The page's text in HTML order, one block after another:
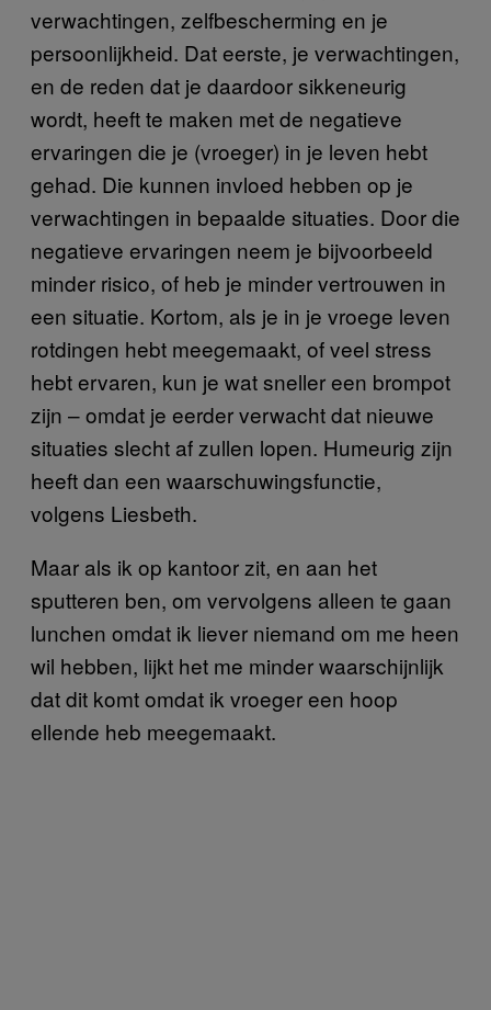
verwachtingen, zelfbescherming en je
persoonlijkheid. Dat eerste, je verwachtingen,
en de reden dat je daardoor sikkeneurig
wordt, heeft te maken met de negatieve
ervaringen die je (vroeger) in je leven hebt
gehad. Die kunnen invloed hebben op je
verwachtingen in bepaalde situaties. Door die
negatieve ervaringen neem je bijvoorbeeld
minder risico, of heb je minder vertrouwen in
een situatie. Kortom, als je in je vroege leven
rotdingen hebt meegemaakt, of veel stress
hebt ervaren, kun je wat sneller een brompot
zijn – omdat je eerder verwacht dat nieuwe
situaties slecht af zullen lopen. Humeurig zijn
heeft dan een waarschuwingsfunctie,
volgens Liesbeth.
Maar als ik op kantoor zit, en aan het
sputteren ben, om vervolgens alleen te gaan
lunchen omdat ik liever niemand om me heen
wil hebben, lijkt het me minder waarschijnlijk
dat dit komt omdat ik vroeger een hoop
ellende heb meegemaakt.